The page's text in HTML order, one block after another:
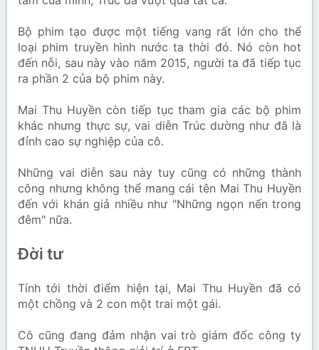
Bộ phim tạo được một tiếng vang rất lớn cho thể
loại phim truyền hình nước ta thời đó. Nó còn hot
đến nỗi, sau này vào năm 2015, người ta đã tiếp tục
ra phần 2 của bộ phim này.
Mai Thu Huyền còn tiếp tục tham gia các bộ phim
khác nhưng thực sự, vai diễn Trúc dường như đã là
đỉnh cao sự nghiệp của cô.
Những vai diễn sau này tuy cũng có những thành
công nhưng không thể mang cái tên Mai Thu Huyền
đến với khán giả nhiều như "Những ngọn nến trong
đêm" nữa.
Đời tư
Tính tới thời điểm hiện tại, Mai Thu Huyền đã có
một chồng và 2 con một trai một gái.
Cô cũng đang đảm nhận vai trò giám đốc công ty